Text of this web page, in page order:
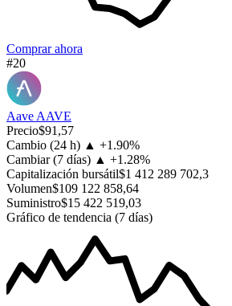
Comprar ahora
#20
Aave AAVE
Precio$91,57
Cambio (24 h) ▲ +1.90%
Cambiar (7 días) ▲ +1.28%
Capitalización bursátil$1 412 289 702,3
Volumen$109 122 858,64
Suministro$15 422 519,03
Gráfico de tendencia (7 días)